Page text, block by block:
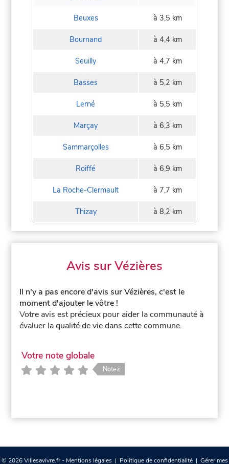
Beuxes à 3,5 km
Bournand à 4,4 km
Seuilly à 4,7 km
Basses à 5,2 km
Lerné à 5,5 km
Marçay à 6,3 km
Sammarçolles à 6,5 km
Roiffé à 6,9 km
La Roche-Clermault à 7,7 km
Thizay à 8,2 km
Avis sur Vézières
Il n'y a pas encore d'avis sur Vézières, c'est le
moment d'ajouter le vôtre !
Votre avis est précieux pour aider la communauté à
évaluer la qualité de vie dans cette commune.
Votre note globale
Notez
© 2026 Villesavivre.fr - Mentions légales| Politique de confidentialité| Gérer mes